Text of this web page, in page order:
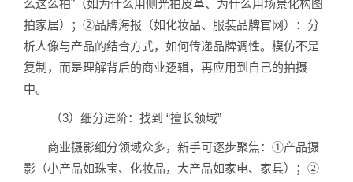
么这么拍”（如为什么用侧光拍皮革、为什么用场景化构图
拍家居）；②品牌海报（如化妆品、服装品牌官网）：分
析人像与产品的结合方式，如何传递品牌调性。模仿不是
复制，而是理解背后的商业逻辑，再应用到自己的拍摄
中。
（3）细分进阶：找到 “擅长领域”
商业摄影细分领域众多，新手可逐步聚焦：①产品摄
影（小产品如珠宝、化妆品，大产品如家电、家具）；②